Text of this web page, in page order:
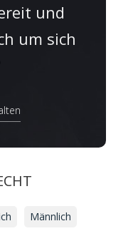
und
um sich
Männlich